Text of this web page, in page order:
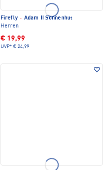
Firefly · Adam II Sonnenhut
Herren
€ 19,99
UVP* € 24,99